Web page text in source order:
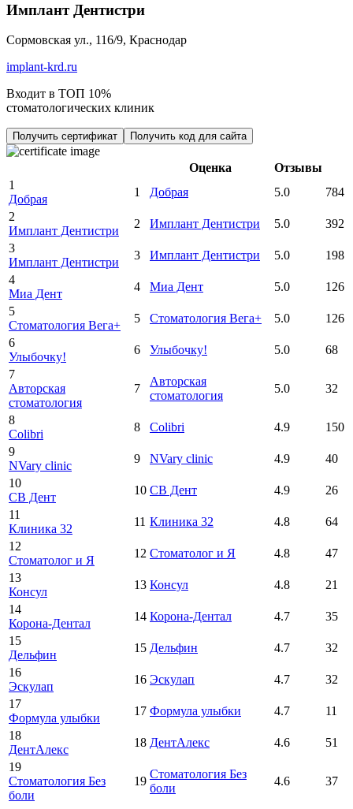
Имплант Дентистри
Сормовская ул., 116/9, Краснодар
implant-krd.ru
Входит в ТОП 10%
стоматологических клиник
Получить сертификат Получить код для сайта
Оценка
Отзывы
1
Добрая
1 Добрая 5.0
784
2
Имплант Дентистри
2 Имплант Дентистри 5.0
392
3
Имплант Дентистри
3 Имплант Дентистри 5.0
198
4
Миа Дент
4 Миа Дент 5.0
126
5
Стоматология Вега+
5 Стоматология Вега+ 5.0
126
6
Улыбочку!
6 Улыбочку! 5.0
68
7
Авторская
стоматология
7
Авторская
стоматология
5.0 32
8
Colibri
8 Colibri 4.9
150
9
NVary clinic
9 NVary clinic 4.9
40
10
СВ Дент
10 СВ Дент 4.9
26
11
Клиника 32
11 Клиника 32 4.8
64
12
Стоматолог и Я
12 Стоматолог и Я 4.8
47
13
Консул
13 Консул 4.8
21
14
Корона-Дентал
14 Корона-Дентал 4.7
35
15
Дельфин
15 Дельфин 4.7
32
16
Эскулап
16 Эскулап 4.7
32
17
Формула улыбки
17 Формула улыбки 4.7
11
18
ДентАлекс
18 ДентАлекс 4.6
51
19
Стоматология Без
боли
19
Стоматология Без
боли
4.6 37